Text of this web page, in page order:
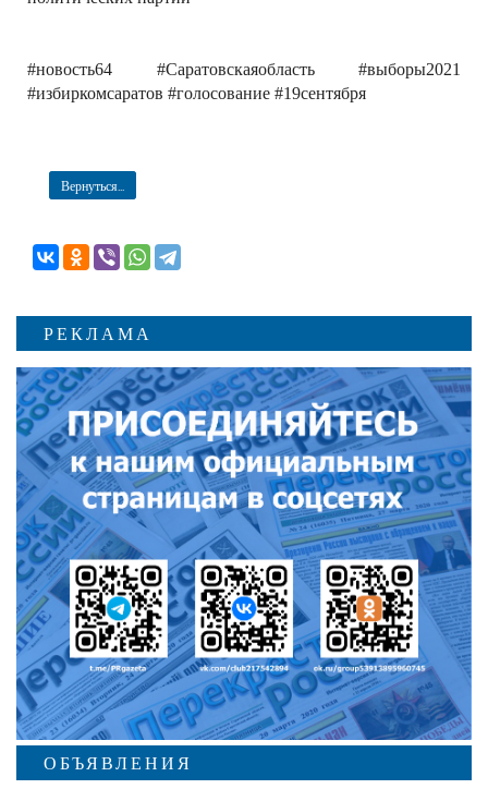
#новость64 #Саратовскаяобласть #выборы2021
#избиркомсаратов #голосование #19сентября
Вернуться...
РЕКЛАМА
ОБЪЯВЛЕНИЯ